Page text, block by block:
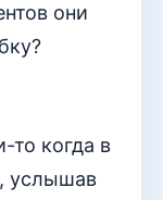
они
то когда в
услышав